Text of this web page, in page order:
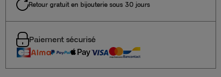
Retour gratuit en bijouterie sous 30 jours
Paiement sécurisé